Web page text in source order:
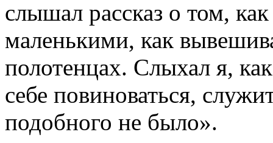
слышал рассказ о том,
маленькими, как
полотенцах. Слыхал я,
себе повиноваться,
подобного не было».